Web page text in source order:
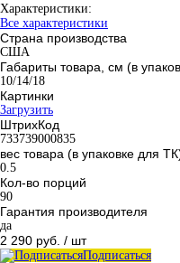
Характеристики:
Все характеристики
Страна производства
США
Габариты товара, см (в
10/14/18
Картинки
Загрузить
ШтрихКод
733739000835
вес товара (в упаковке для
0.5
Кол-во порций
90
Гарантия производителя
да
2 290 руб. / шт
Подписаться